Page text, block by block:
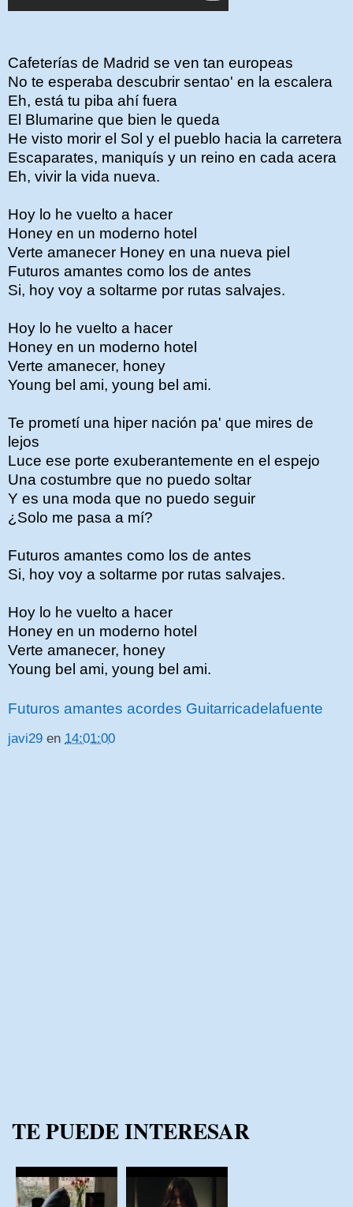
Cafeterías de Madrid se ven tan europeas
No te esperaba descubrir sentao' en la escalera
Eh, está tu piba ahí fuera
El Blumarine que bien le queda
He visto morir el Sol y el pueblo hacia la carretera
Escaparates, maniquís y un reino en cada acera
Eh, vivir la vida nueva.
Hoy lo he vuelto a hacer
Honey en un moderno hotel
Verte amanecer Honey en una nueva piel
Futuros amantes como los de antes
Si, hoy voy a soltarme por rutas salvajes.
Hoy lo he vuelto a hacer
Honey en un moderno hotel
Verte amanecer, honey
Young bel ami, young bel ami.
Te prometí una hiper nación pa' que mires de
lejos
Luce ese porte exuberantemente en el espejo
Una costumbre que no puedo soltar
Y es una moda que no puedo seguir
¿Solo me pasa a mí?
Futuros amantes como los de antes
Si, hoy voy a soltarme por rutas salvajes.
Hoy lo he vuelto a hacer
Honey en un moderno hotel
Verte amanecer, honey
Young bel ami, young bel ami.
Futuros amantes acordes Guitarricadelafuente
javi29 en 14:01:00
TE PUEDE INTERESAR